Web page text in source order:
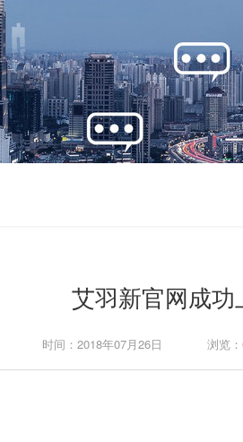
艾羽新官网成功
时间：2018年07月26日 浏览